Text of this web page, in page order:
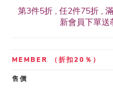
第3件5折 , 任2件75折 ,
新會員下單送
MEMBER （折扣20％）
售價